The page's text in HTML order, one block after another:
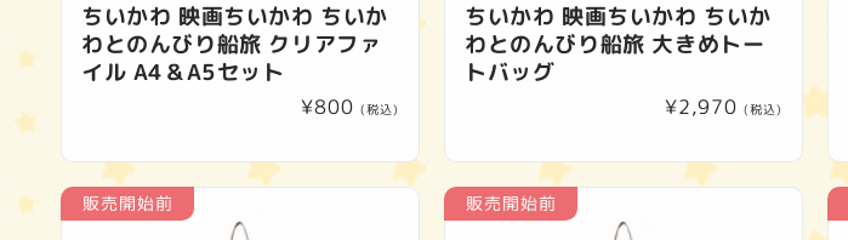
ちいかわ 映画ちいかわ ちいか
わとのんびり船旅 クリアファ
イル A4＆A5セット
通
格
¥800 (税込)
ちいかわ 映画ちいかわ ちいか
わとのんびり船旅 大きめトー
トバッグ
通
価
格
¥2,970 (税込)
販売開始前 販売開始前